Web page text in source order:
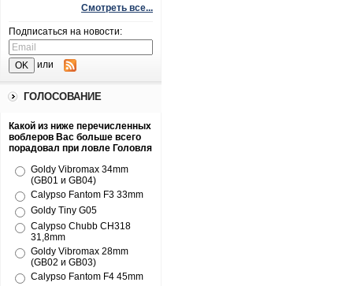
Смотреть все...
Подписаться на новости:
или
ГОЛОСОВАНИЕ
Какой из ниже перечисленных
воблеров Вас больше всего
порадовал при ловле Головля
Goldy Vibromax 34mm
(GB01 и GB04)
Calypso Fantom F3 33mm
Goldy Tiny G05
Calypso Chubb CH318
31,8mm
Goldy Vibromax 28mm
(GB02 и GB03)
Calypso Fantom F4 45mm